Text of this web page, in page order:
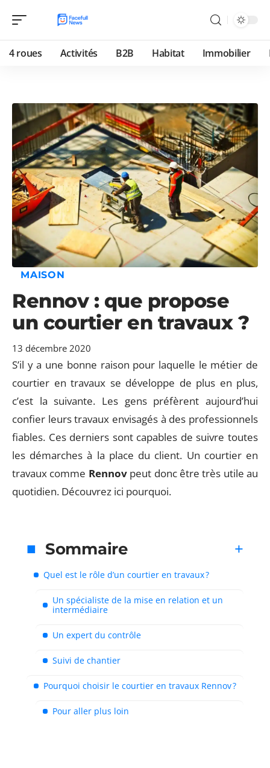
4 roues Activités B2B Habitat Immobilier
MAISON
Rennov : que propose
un courtier en travaux ?
13 décembre 2020
S’il y a une bonne raison pour laquelle le métier de
courtier en travaux se développe de plus en plus,
c’est la suivante. Les gens préfèrent aujourd’hui
confier leurs travaux envisagés à des professionnels
fiables. Ces derniers sont capables de suivre toutes
les démarches à la place du client. Un courtier en
travaux comme Rennovpeut donc être très utile au
quotidien. Découvrez ici pourquoi.
Sommaire
Quel est le rôle d’un courtier en travaux ?
Un spécialiste de la mise en relation et un
intermédiaire
Un expert du contrôle
Suivi de chantier
Pourquoi choisir le courtier en travaux Rennov ?
Pour aller plus loin